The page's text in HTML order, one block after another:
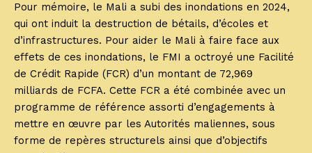
Pour mémoire, le Mali a subi des inondations en 2024,
qui ont induit la destruction de bétails, d’écoles et
d’infrastructures. Pour aider le Mali à faire face aux
effets de ces inondations, le FMI a octroyé une Facilité
de Crédit Rapide (FCR) d’un montant de 72,969
milliards de FCFA. Cette FCR a été combinée avec un
programme de référence assorti d’engagements à
mettre en œuvre par les Autorités maliennes, sous
forme de repères structurels ainsi que d’objectifs